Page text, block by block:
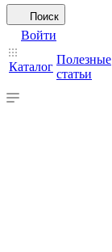
Поиск
Войти
Каталог
Полезные
статьи